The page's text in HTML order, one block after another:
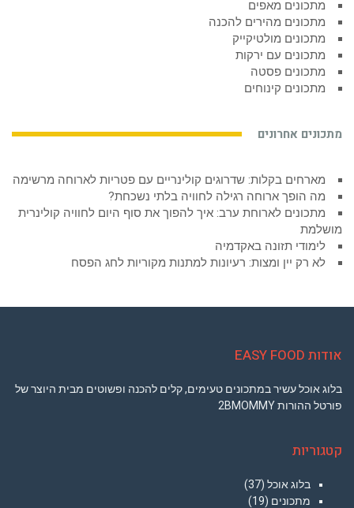
מתכונים מאפים
מתכונים מהירים להכנה
מתכונים מולטיקייק
מתכונים עם ירקות
מתכונים פסטה
מתכונים קינוחים
מתכונים אחרונים
מארחים בקלות: שדרוגים קולינריים עם פטריות לארוחה מרשימה
מה הופך ארוחה רגילה לחוויה בלתי נשכחת?
מתכונים לארוחת ערב: איך להפוך את סוף היום לחוויה קולינרית
מושלמת
לימודי תזונה באקדמיה
לא רק יין ומצות: רעיונות למתנות מקוריות לחג הפסח
אודות EASY FOOD
בלוג אוכל עשיר במתכונים טעימים, קלים להכנה ופשוטים מבית היוצר של
פורטל ההורות 2BMOMMY
קטגוריות
בלוג אוכל (37)
מתכונים (19)